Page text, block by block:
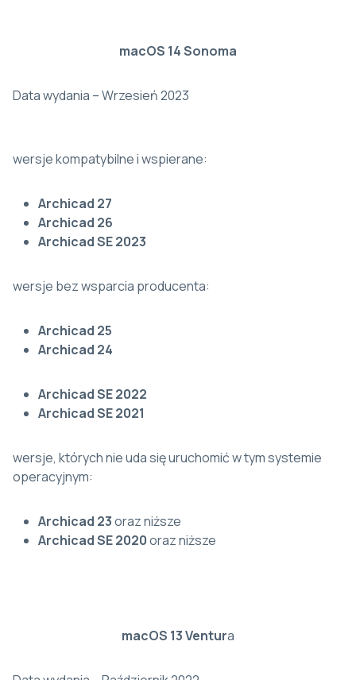
macOS 14 Sonoma
Data wydania – Wrzesień 2023
wersje kompatybilne i wspierane:
Archicad 27
Archicad 26
Archicad SE 2023
wersje bez wsparcia producenta:
Archicad 25
Archicad 24
Archicad SE 2022
Archicad SE 2021
wersje, których nie uda się uruchomić w tym systemie
operacyjnym:
Archicad 23oraz niższe
Archicad SE 2020oraz niższe
macOS 13 Ventura